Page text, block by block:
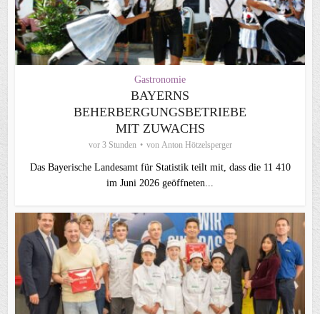
Gastronomie
BAYERNS
BEHERBERGUNGSBETRIEBE
MIT ZUWACHS
vor 3 Stunden von Anton Hötzelsperger
Das Bayerische Landesamt für Statistik teilt mit, dass die 11 410
im Juni 2026 geöffneten...